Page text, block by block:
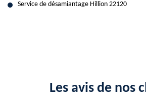
Service de désamiantage Hillion 22120
Les avis de nos